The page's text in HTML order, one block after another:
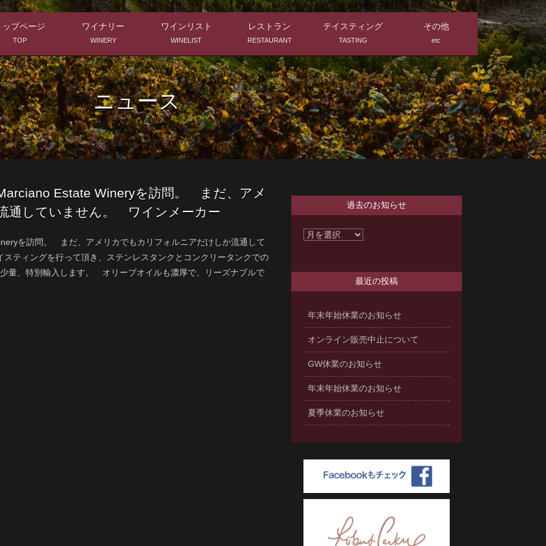
ップページ
TOP
ワイナリー
WINERY
ワインリスト
WINELIST
レストラン
RESTAURANT
テイスティング
TASTING
その他
etc
ニュース
Estate Wineryを訪問。 まだ、アメ
通していません。 ワインメーカー
を訪問。 まだ、アメリカでもカリフォルニアだけしか流通して
ティングを行って頂き、ステンレスタンクとコンクリータンクでの
量、特別輸入します。 オリーブオイルも濃厚で、リーズナブルで
過去のお知らせ
最近の投稿
年末年始休業のお知らせ
オンライン販売中止について
GW休業のお知らせ
年末年始休業のお知らせ
夏季休業のお知らせ